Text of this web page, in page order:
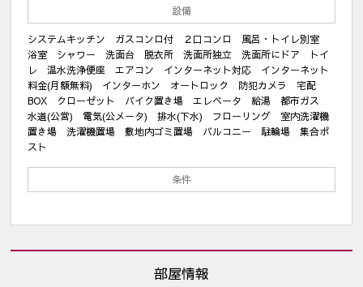
設備
システムキッチン ガスコンロ付 ２口コンロ 風呂・トイレ別室
浴室 シャワー 洗面台 脱衣所 洗面所独立 洗面所にドア トイ
レ 温水洗浄便座 エアコン インターネット対応 インターネット
料金(月額無料) インターホン オートロック 防犯カメラ 宅配
BOX クローゼット バイク置き場 エレベータ 給湯 都市ガス
水道(公営) 電気(公メータ) 排水(下水) フローリング 室内洗濯機
置き場 洗濯機置場 敷地内ゴミ置場 バルコニー 駐輪場 集合ポ
スト
条件
部屋情報